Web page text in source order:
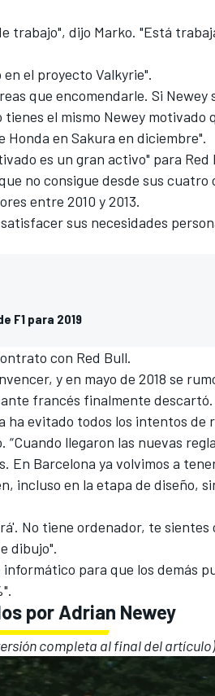
trabajo", dijo Marko. "Está
el proyecto Valkyrie".
que encomendarle. Si Newey
el mismo Newey motivado
Honda en Sakura en diciembre".
es un gran activo" para Red
no consigue desde sus cuatro
entre 2010 y 2013.
sus necesidades
F1 para 2019
con Red Bull.
, y en mayo de 2018 se
francés finalmente descartó.
ha evitado todos los intentos de
llegaron las nuevas
En Barcelona ya volvimos a
incluso en la etapa de diseño,
No tiene ordenador, te sientes
dibujo".
para que los demás
por Adrian Newey
completa al final del artículo)